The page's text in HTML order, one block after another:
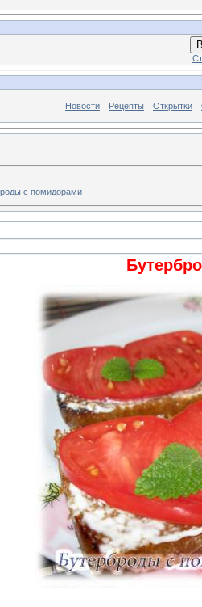
Новости Рецепты Открытки
с помидорами